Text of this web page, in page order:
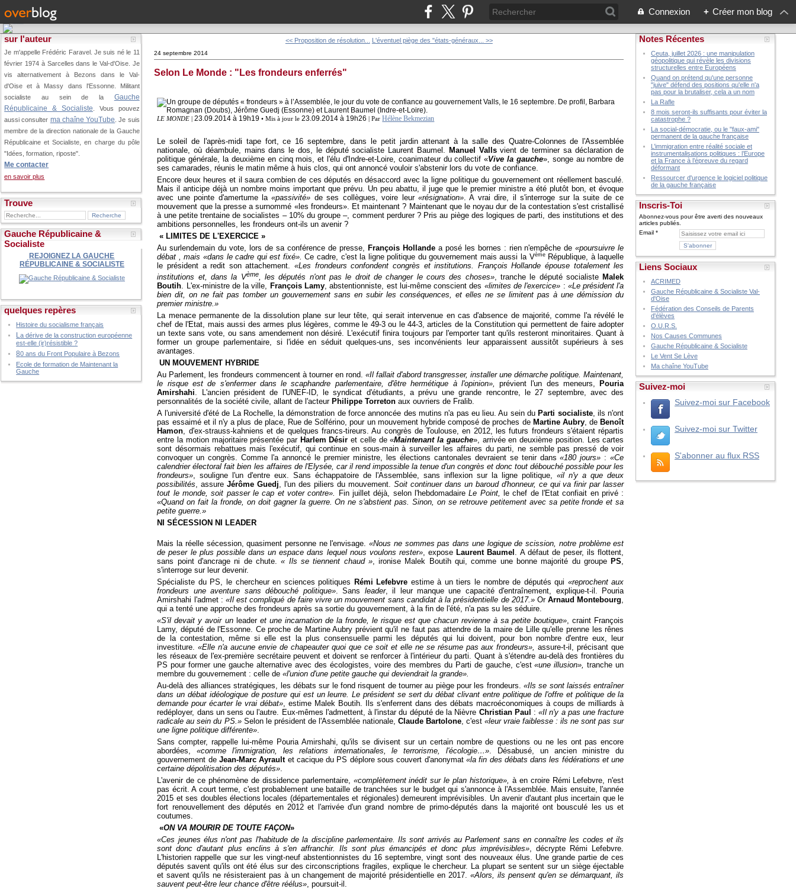
Connexion + Créer mon blog
sur l'auteur
Je m'appelle Frédéric Faravel. Je suis né le 11
février 1974 à Sarcelles dans le Val-d'Oise. Je
vis alternativement à Bezons dans le Val-
d'Oise et à Massy dans l'Essonne. Militant
socialiste au sein de la Gauche
Républicaine & Socialiste . Vous pouvez
aussi consulter ma chaîne YouTube . Je suis
membre de la direction nationale de la Gauche
Républicaine et Socialiste, en charge du pôle
"Idées, formation, riposte".
Me contacter
en savoir plus
Trouve
Gauche Républicaine &
Socialiste
REJOIGNEZ LA GAUCHE
RÉPUBLICAINE & SOCIALISTE
quelques repères
Histoire du socialisme français
La dérive de la construction européenne
est-elle (ir)résistible ?
80 ans du Front Populaire à Bezons
Ecole de formation de Maintenant la
Gauche
<< Proposition de résolution... L'éventuel piège des "états-généraux... >>
24 septembre 2014
Selon Le Monde : "Les frondeurs enferrés"
LE MONDE 23.09.2014 à 19h19• Mis à jour le 23.09.2014 à 19h26 |Par Hélène Bekmezian
Le soleil de l'après-midi tape fort, ce 16 septembre, dans le petit jardin attenant à la salle des Quatre-Colonnes de l'Assemblée
nationale, où déambule, mains dans le dos, le député socialiste Laurent Baumel. Manuel Vallsvient de terminer sa déclaration de
politique générale, la deuxième en cinq mois, et l'élu d'Indre-et-Loire, coanimateur du collectif «Vive la gauche», songe au nombre de
ses camarades, réunis le matin même à huis clos, qui ont annoncé vouloir s'abstenir lors du vote de confiance.
Encore deux heures et il saura combien de ces députés en désaccord avec la ligne politique du gouvernement ont réellement basculé.
Mais il anticipe déjà un nombre moins important que prévu. Un peu abattu, il juge que le premier ministre a été plutôt bon, et évoque
avec une pointe d'amertume la«passivité» de ses collègues, voire leur«résignation» . A vrai dire, il s'interroge sur la suite de ce
mouvement que la presse a surnommé «les frondeurs». Et maintenant ? Maintenant que le noyau dur de la contestation s'est cristallisé
à une petite trentaine de socialistes – 10% du groupe –, comment perdurer ? Pris au piège des logiques de parti, des institutions et des
ambitions personnelles, les frondeurs ont-ils un avenir ?
« LIMITES DE L'EXERCICE »
Au surlendemain du vote, lors de sa conférence de presse, François Hollandea posé les bornes : rien n'empêche de«poursuivre le
débat , mais «dans le cadre qui est fixé». Ce cadre, c'est la ligne politique du gouvernement mais aussi la VèmeRépublique, à laquelle
le président a redit son attachement.«Les frondeurs confondent congrès et institutions. François Hollande épouse totalement les
institutions et, dans la Vème, les députés n'ont pas le droit de changer le cours des choses», tranche le député socialisteMalek
Boutih . L'ex-ministre de la ville, François Lamy , abstentionniste, est lui-même conscient des «limites de l'exercice» : «Le président l'a
bien dit, on ne fait pas tomber un gouvernement sans en subir les conséquences, et elles ne se limitent pas à une démission du
premier ministre.»
La menace permanente de la dissolution plane sur leur tête, qui serait intervenue en cas d'absence de majorité, comme l'a révélé le
chef de l'Etat, mais aussi des armes plus légères, comme le 49-3 ou le 44-3, articles de la Constitution qui permettent de faire adopter
un texte sans vote, ou sans amendement non désiré. L'exécutif finira toujours par l'emporter tant qu'ils resteront minoritaires. Quant à
former un groupe parlementaire, si l'idée en séduit quelques-uns, ses inconvénients leur apparaissent aussitôt supérieurs à ses
avantages.
UN MOUVEMENT HYBRIDE
Au Parlement, les frondeurs commencent à tourner en rond. «Il fallait d'abord transgresser, installer une démarche politique. Maintenant,
le risque est de s'enfermer dans le scaphandre parlementaire, d'être hermétique à l'opinion»,
prévient l'un des meneurs,Pouria
Amirshahi . L'ancien président de l'UNEF-ID, le syndicat d'étudiants, a prévu une grande rencontre, le 27 septembre, avec des
personnalités de la société civile, allant de l'acteurPhilippe Torreton aux ouvriers de Fralib.
A l'université d'été de La Rochelle, la démonstration de force annoncée des mutins n'a pas eu lieu. Au sein duParti socialiste, ils n'ont
pas essaimé et il n'y a plus de place, Rue de Solférino, pour un mouvement hybride composé de proches de Martine Aubry, deBenoît
Hamon , d'ex-strauss-kahniens et de quelques francs-tireurs. Au congrès de Toulouse, en 2012, les futurs frondeurs s'étaient répartis
entre la motion majoritaire présentée par Harlem Désir et celle de «Maintenant la gauche», arrivée en deuxième position. Les cartes
sont désormais rebattues mais l'exécutif, qui continue en sous-main à surveiller les affaires du parti, ne semble pas pressé de voir
convoquer un congrès. Comme l'a annoncé le premier ministre, les élections cantonales devraient se tenir dans«180 jours» :«Ce
calendrier électoral fait bien les affaires de l'Elysée, car il rend impossible la tenue d'un congrès et donc tout débouché possible pour les
frondeurs» , souligne l'un d'entre eux. Sans échappatoire de l'Assemblée, sans inflexion sur la ligne politique,«il n'y a que deux
possibilités , assureJérôme Guedj , l'un des piliers du mouvement. Soit continuer dans un baroud d'honneur, ce qui va finir par lasser
tout le monde, soit passer le cap et voter contre».
Fin juillet déjà, selon l'hebdomadaireLe Point, le chef de l'Etat confiait en privé :
«Quand on fait la fronde, on doit gagner la guerre. On ne s'abstient pas. Sinon, on se retrouve petitement avec sa petite fronde et sa
petite guerre.»
NI SÉCESSION NI LEADER
Mais la réelle sécession, quasiment personne ne l'envisage.«Nous ne sommes pas dans une logique de scission, notre problème est
de peser le plus possible dans un espace dans lequel nous voulons rester» , exposeLaurent Baumel . A défaut de peser, ils flottent,
sans point d'ancrage ni de chute.« Ils se tiennent chaud », ironise Malek Boutih qui, comme une bonne majorité du groupePS
s'interroge sur leur devenir.
Spécialiste du PS, le chercheur en sciences politiques Rémi Lefebvre estime à un tiers le nombre de députés qui «reprochent aux
frondeurs une aventure sans débouché politique». Sans leader, il leur manque une capacité d'entraînement, explique-t-il. Pouria
Amirshahi l'admet : «Il est compliqué de faire vivre un mouvement sans candidat à la présidentielle de 2017.»OrArnaud Montebourg
qui a tenté une approche des frondeurs après sa sortie du gouvernement, à la fin de l'été, n'a pas su les séduire.
«S'il devait y avoir unleader et une incarnation de la fronde, le risque est que chacun revienne à sa petite boutique» , craint François
Lamy, député de l'Essonne. Ce proche de Martine Aubry prévient qu'il ne faut pas attendre de la maire de Lille qu'elle prenne les rênes
de la contestation, même si elle est la plus consensuelle parmi les députés qui lui doivent, pour bon nombre d'entre eux, leur
investiture.«Elle n'a aucune envie de chapeauter quoi que ce soit et elle ne se résume pas aux frondeurs», assure-t-il, précisant que
les réseaux de l'ex-première secrétaire peuvent et doivent se renforcer à l'intérieur du parti. Quant à s'étendre au-delà des frontières du
PS pour former une gauche alternative avec des écologistes, voire des membres du Parti de gauche, c'est«une illusion», tranche un
membre du gouvernement : celle de«l'union d'une petite gauche qui deviendrait la grande».
Au-delà des alliances stratégiques, les débats sur le fond risquent de tourner au piège pour les frondeurs. «Ils se sont laissés entraîner
dans un débat idéologique de posture qui est un leurre. Le président se sert du débat clivant entre politique de l'offre et politique de la
demande pour écarter le vrai débat» , estime Malek Boutih. Ils s'enferrent dans des débats macroéconomiques à coups de milliards à
redéployer, dans un sens ou l'autre. Eux-mêmes l'admettent, à l'instar du député de la Nièvre Christian Paul :«Il n'y a pas une fracture
radicale au sein du PS.»Selon le président de l'Assemblée nationale, Claude Bartolone, c'est «leur vraie faiblesse : ils ne sont pas sur
une ligne politique différente»
Sans compter, rappelle lui-même Pouria Amirshahi, qu'ils se divisent sur un certain nombre de questions ou ne les ont pas encore
abordées,«comme l'immigration, les relations internationales, le terrorisme, l'écologie…» . Désabusé, un ancien ministre du
gouvernement de Jean-Marc Ayraultet cacique du PS déplore sous couvert d'anonymat «la fin des débats dans les fédérations et une
certaine dépolitisation des députés»
L'avenir de ce phénomène de dissidence parlementaire, «complètement inédit sur le plan historique», à en croire Rémi Lefebvre, n'est
pas écrit. A court terme, c'est probablement une bataille de tranchées sur le budget qui s'annonce à l'Assemblée. Mais ensuite, l'année
2015 et ses doubles élections locales (départementales et régionales) demeurent imprévisibles. Un avenir d'autant plus incertain que le
fort renouvellement des députés en 2012 et l'arrivée d'un grand nombre de primo-députés dans la majorité ont bousculé les us et
coutumes.
«ON VA MOURIR DE TOUTE FAÇON»
«Ces jeunes élus n'ont pas l'habitude de la discipline parlementaire. Ils sont arrivés au Parlement sans en connaître les codes et ils
sont donc d'autant plus enclins à s'en affranchir. Ils sont plus émancipés et donc plus imprévisibles» , décrypte Rémi Lefebvre.
L'historien rappelle que sur les vingt-neuf abstentionnistes du 16 septembre, vingt sont des nouveaux élus. Une grande partie de ces
députés savent qu'ils ont été élus sur des circonscriptions fragiles, explique le chercheur. La plupart se sentent sur un siège éjectable
et savent qu'ils ne résisteraient pas à un changement de majorité présidentielle en 2017.«Alors, ils pensent qu'en se démarquant, ils
sauvent peut-être leur chance d'être réélus» , poursuit-il.
Notes Récentes
Ceuta, juillet 2026 : une manipulation
géopolitique qui révèle les divisions
structurelles entre Européens
Quand on prétend qu'une personne
"juive" défend des positions qu'elle n'a
pas pour la brutaliser, cela a un nom
La Rafle
8 mois seront-ils suffisants pour éviter la
catastrophe ?
La social-démocratie, ou le "faux-ami"
permanent de la gauche française
L’immigration entre réalité sociale et
instrumentalisations politiques : l’Europe
et la France à l’épreuve du regard
déformant
Ressourcer d'urgence le logiciel politique
de la gauche française
Inscris-Toi
Abonnez-vous pour être averti des nouveaux
articles publiés.
Email
Liens Sociaux
ACRIMED
Gauche Républicaine & Socialiste Val-
d'Oise
Fédération des Conseils de Parents
d'élèves
O.U.R.S.
Nos Causes Communes
Gauche Républicaine & Socialiste
Le Vent Se Lève
Ma chaîne YouTube
Suivez-moi
Suivez-moi sur Facebook
Suivez-moi sur Twitter
S'abonner au flux RSS